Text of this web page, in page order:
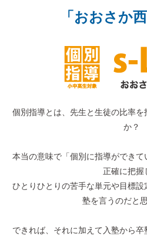
「おおさか
個別指導とは、先生と生徒の比率
か？
本当の意味で「個別に指導ができ
正確に把握
ひとりひとりの苦手な単元や目標
塾を言うのだと
できれば、それに加えて入塾から